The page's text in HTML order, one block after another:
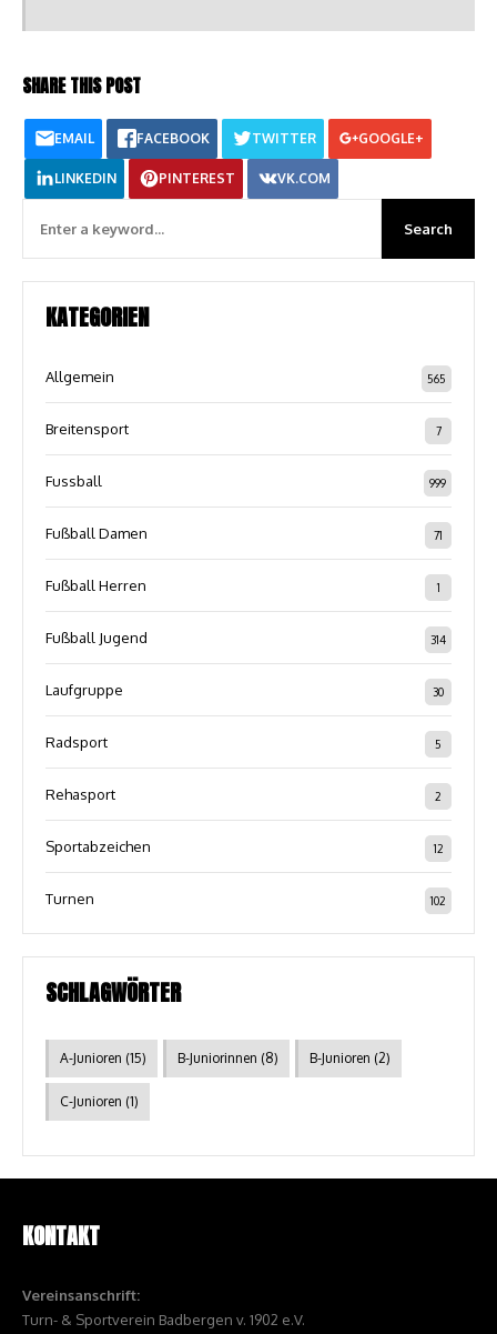
SHARE THIS POST
EMAIL FACEBOOK TWITTER GOOGLE+
LINKEDIN PINTEREST VK.COM
KATEGORIEN
Allgemein 565
Breitensport 7
Fussball 999
Fußball Damen 71
Fußball Herren 1
Fußball Jugend 314
Laufgruppe 30
Radsport 5
Rehasport 2
Sportabzeichen 12
Turnen 102
SCHLAGWÖRTER
A-Junioren (15) B-Juniorinnen (8) B-Junioren (2)
C-Junioren (1)
KONTAKT
Vereinsanschrift:
Turn- & Sportverein Badbergen v. 1902 e.V.